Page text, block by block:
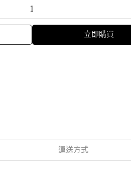
立即購買
運送方式